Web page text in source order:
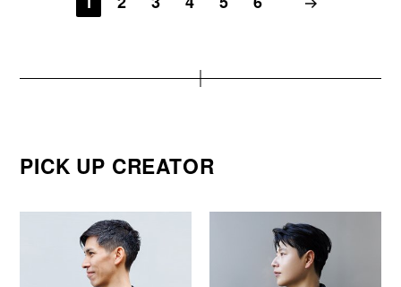
PICK UP CREATOR